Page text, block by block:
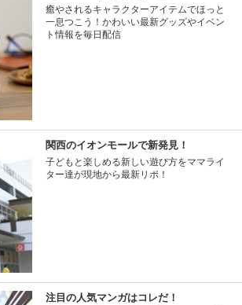
癒やされるキャラクターアイテムでほっと
一息つこう！かわいい最新グッズやイベン
ト情報を毎日配信
関西のイオンモールで新発見！
子どもと楽しめる新しい遊び方をママライ
ター達が現地から最新リポ！
注目の人気マンガはコレだ！